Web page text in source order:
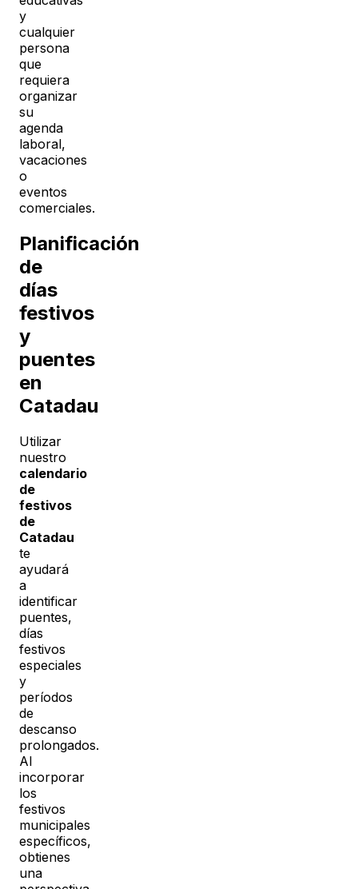
y
cualquier
persona
que
requiera
organizar
su
agenda
laboral,
vacaciones
o
eventos
comerciales.
Planificación
de
días
festivos
y
puentes
en
Catadau
Utilizar
nuestro
calendario
de
festivos
de
Catadau
te
ayudará
a
identificar
puentes,
días
festivos
especiales
y
períodos
de
descanso
prolongados.
Al
incorporar
los
festivos
municipales
específicos,
obtienes
una